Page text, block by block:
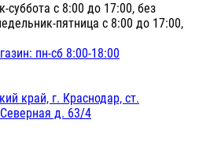
суббота с 8:00 до 17:00, без
пятница с 8:00 до 17:00,
пн-сб 8:00-18:00
край, г. Краснодар, ст.
д. 63/4